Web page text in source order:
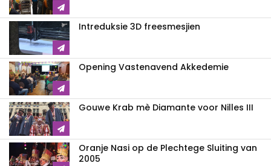
Intreduksie 3D freesmesjien
Opening Vastenavend Akkedemie
Gouwe Krab mè Diamante voor Nilles III
Oranje Nasi op de Plechtege Sluiting van
2005